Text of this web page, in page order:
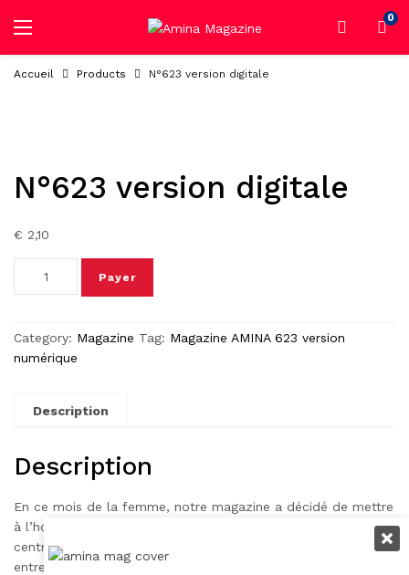
0
Accueil Products N°623 version digitale
N°623 version digitale
€ 2,10
Payer
Category: Magazine Tag: Magazine AMINA 623 version
numérique
Description
Description
En ce mois de la femme, notre magazine a décidé de mettre
à l’honneur Mme Saraïva Yanzere, femme d’impact
centrafricaine et leader visionnaire qui met en relation
entrepreneurs africains et investisseurs.